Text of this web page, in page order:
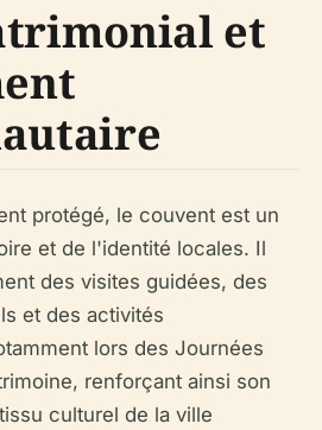
et
protégé, le couvent est un
et de l'identité locales. Il
des visites guidées, des
et des activités
lors des Journées
renforçant ainsi son
culturel de la ville